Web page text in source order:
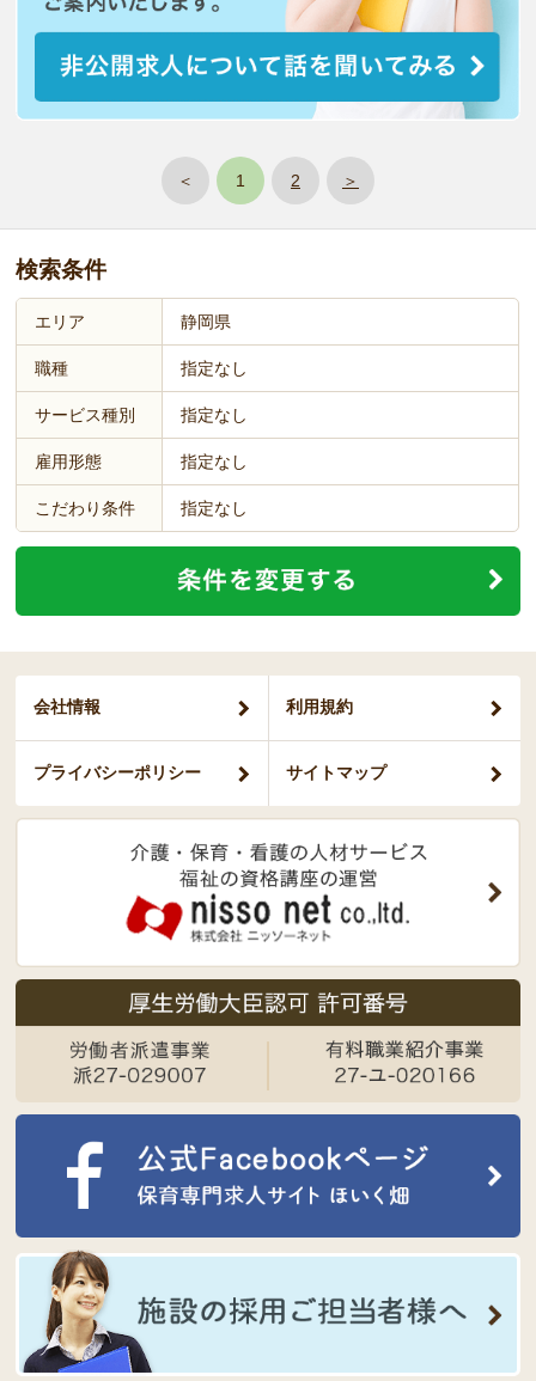
＜ 1 2 ＞
検索条件
エリア 静岡県
職種 指定なし
サービス種別 指定なし
雇用形態 指定なし
こだわり条件 指定なし
会社情報 利用規約
プライバシーポリシー サイトマップ